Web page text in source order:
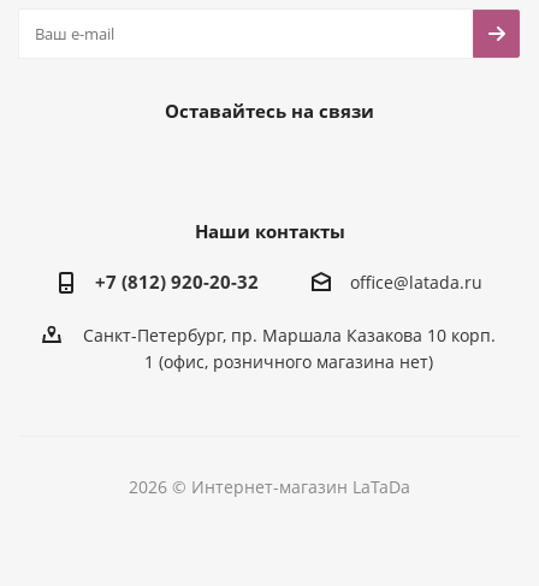
Оставайтесь на связи
Наши контакты
+7 (812) 920-20-32 office@latada.ru
Санкт-Петербург, пр. Маршала Казакова 10 корп.
1 (офис, розничного магазина нет)
2026 © Интернет-магазин LaTaDa